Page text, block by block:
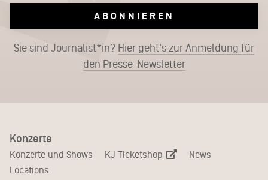
ABONNIEREN
Sie sind Journalist*in? Hier geht's zur Anmeldung für
den Presse-Newsletter
Konzerte
Konzerte und Shows KJ Ticketshop
News
Locations